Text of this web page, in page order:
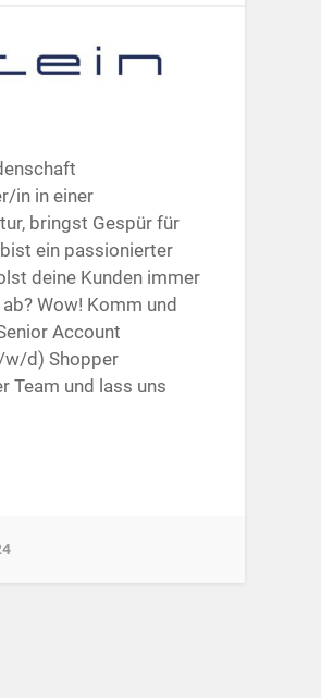
in in einer
bringst Gespür für
ein passionierter
deine Kunden immer
Wow! Komm und
Account
d) Shopper
Team und lass uns